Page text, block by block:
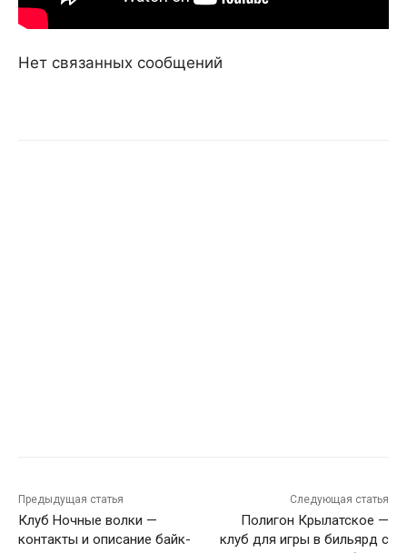
Нет связанных сообщений
Предыдущая статья
Клуб Ночные волки —
контакты и описание байк-
Следующая статья
Полигон Крылатское —
клуб для игры в бильярд с